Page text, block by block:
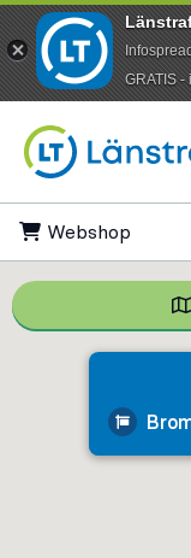
Webshop
​GRATIS -